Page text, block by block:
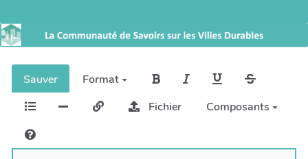
Sauver
Format
Fichier
Composants